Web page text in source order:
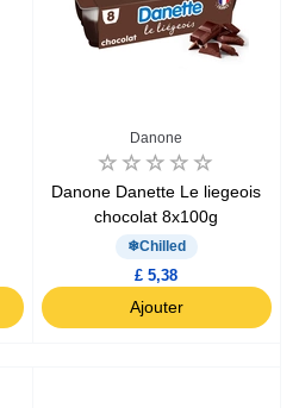
Danone
Danone Danette Le liegeois
chocolat 8x100g
Chilled
£ 5,38
Ajouter